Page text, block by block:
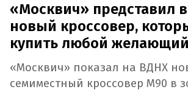
«Москвич» представил
новый кроссовер,
купить любой желающий
«Москвич» показал на ВДНХ
семиместный кроссовер М90 в